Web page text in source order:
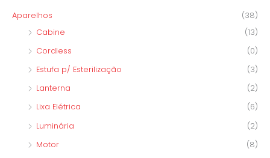
Aparelhos
(38)
Cabine
(13)
Cordless
(0)
Estufa p/ Esterilização
(3)
Lanterna
(2)
Lixa Elétrica
(6)
Luminária
(2)
Motor
(8)